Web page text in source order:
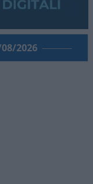
2026